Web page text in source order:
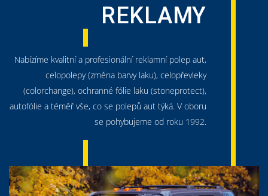
REKLAMY
Nabízíme kvalitní a profesionální reklamní polep aut,
celopolepy (změna barvy laku), celopřevleky
(colorchange), ochranné fólie laku (stoneprotect),
autofólie a téměř vše, co se polepů aut týká. V oboru
se pohybujeme od roku 1992.